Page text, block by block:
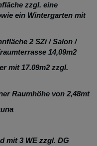
zzgl. eine
ein Wintergarten mit
2 SZi / Salon /
14,09m2
mit 17.09m2 zzgl.
Raumhöhe von 2,48mt
mit 3 WE zzgl. DG